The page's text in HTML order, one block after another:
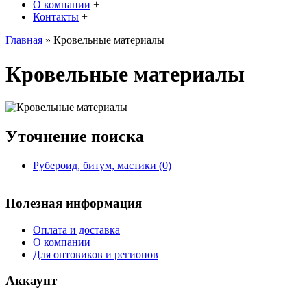
О компании +
Контакты +
Главная » Кровельные материалы
Кровельные материалы
Уточнение поиска
Рубероид, битум, мастики (0)
Полезная информация
Оплата и доставка
О компании
Для оптовиков и регионов
Аккаунт